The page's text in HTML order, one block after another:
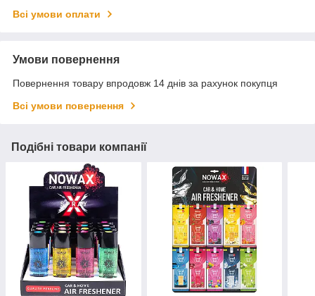
Всі умови оплати
Умови повернення
Повернення товару впродовж 14 днів за рахунок покупця
Всі умови повернення
Подібні товари компанії